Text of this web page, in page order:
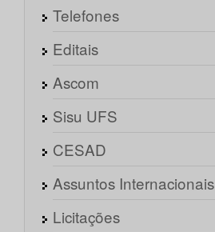
Telefones
Editais
Ascom
Sisu UFS
CESAD
Assuntos Internacionais
Licitações